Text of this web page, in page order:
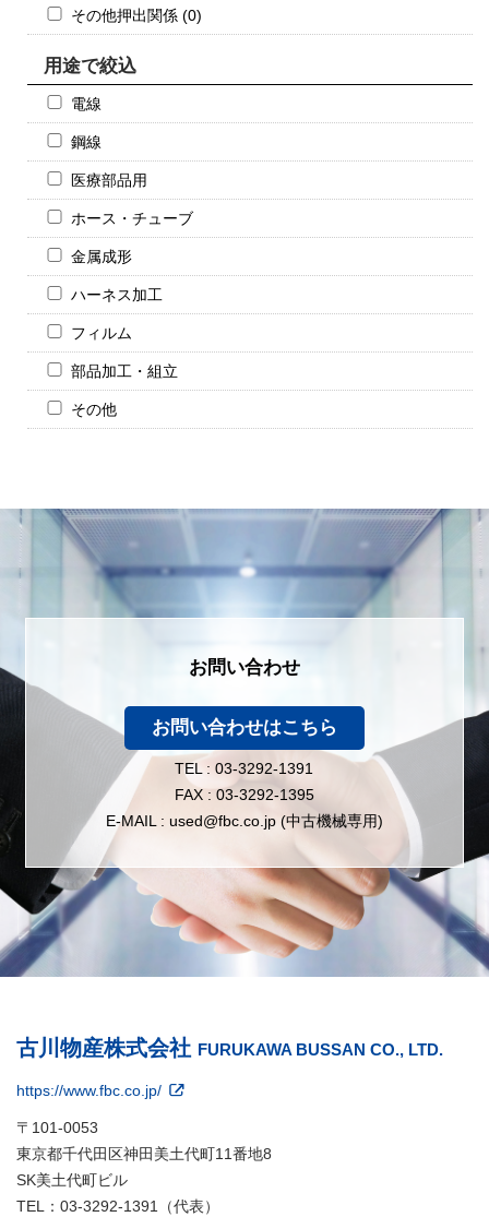
その他押出関係 (0)
用途で絞込
電線
鋼線
医療部品用
ホース・チューブ
金属成形
ハーネス加工
フィルム
部品加工・組立
その他
お問い合わせ
お問い合わせはこちら
TEL : 03-3292-1391
FAX : 03-3292-1395
E-MAIL : used@fbc.co.jp (中古機械専用)
古川物産株式会社 FURUKAWA BUSSAN CO., LTD.
https://www.fbc.co.jp/
〒101-0053
東京都千代田区神田美土代町11番地8
SK美土代町ビル
TEL：03-3292-1391（代表）